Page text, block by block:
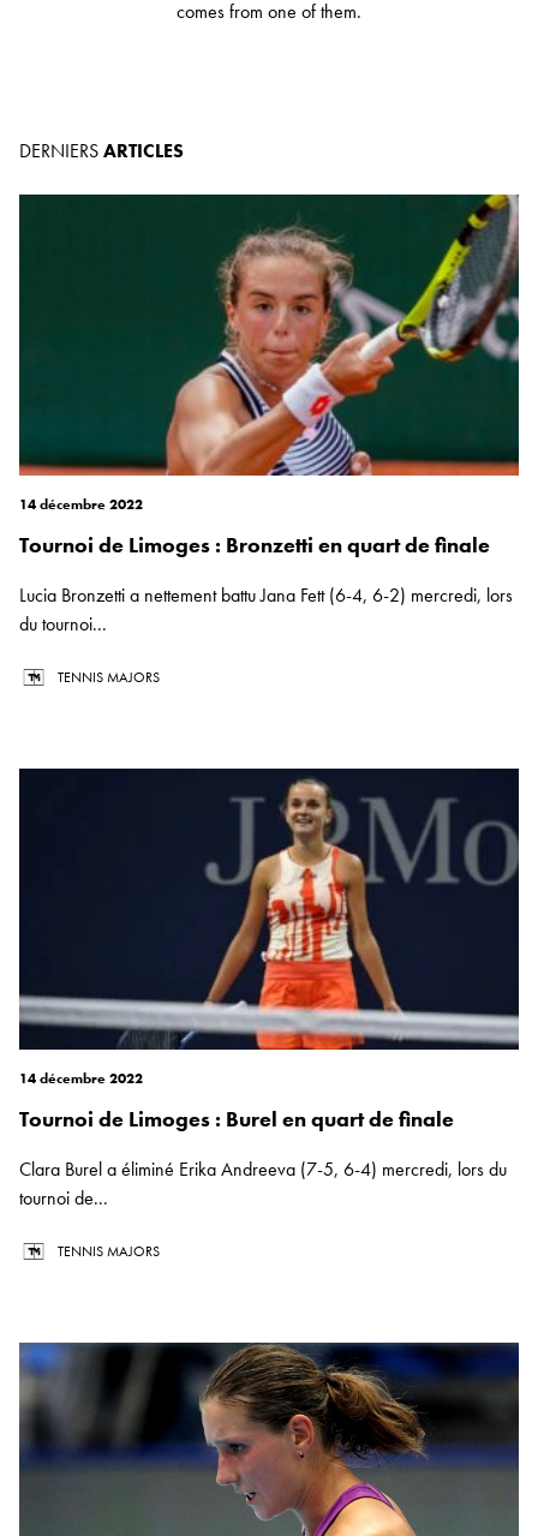
comes from one of them.
DERNIERSARTICLES
14 décembre 2022
Tournoi de Limoges : Bronzetti en quart de finale
Lucia Bronzetti a nettement battu Jana Fett (6-4, 6-2) mercredi, lors
du tournoi...
TENNIS MAJORS
14 décembre 2022
Tournoi de Limoges : Burel en quart de finale
Clara Burel a éliminé Erika Andreeva (7-5, 6-4) mercredi, lors du
tournoi de...
TENNIS MAJORS